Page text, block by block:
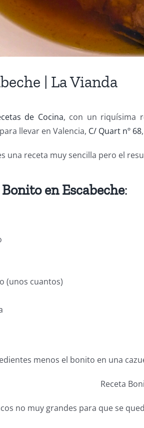
| La Vianda
de Cocina, con un riquísima
llevar en Valencia, C/ Quart nº 68
una receta muy sencilla pero el
Bonito en Escabeche:
(unos cuantos)
menos el bonito en una
no muy grandes para que se